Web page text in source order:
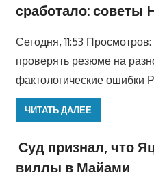
сработало: советы
Сегодня, 11:53
проверять резюме на
фактологические ошибки
ЧИТАТЬ ДАЛЕЕ
Суд признал, что
виллы в Майами